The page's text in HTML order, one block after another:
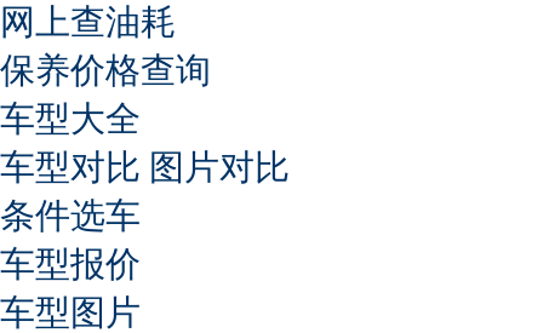
网上查油耗
保养价格查询
车型大全
车型对比 图片对比
条件选车
车型报价
车型图片